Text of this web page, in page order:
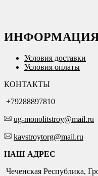
Условия доставки
Условия оплаты
КОНТАКТЫ
+79288897810
ug-monolitstroy@mail.ru
kavstroytorg@mail.ru
НАШ АДРЕС
Чеченская Республика,